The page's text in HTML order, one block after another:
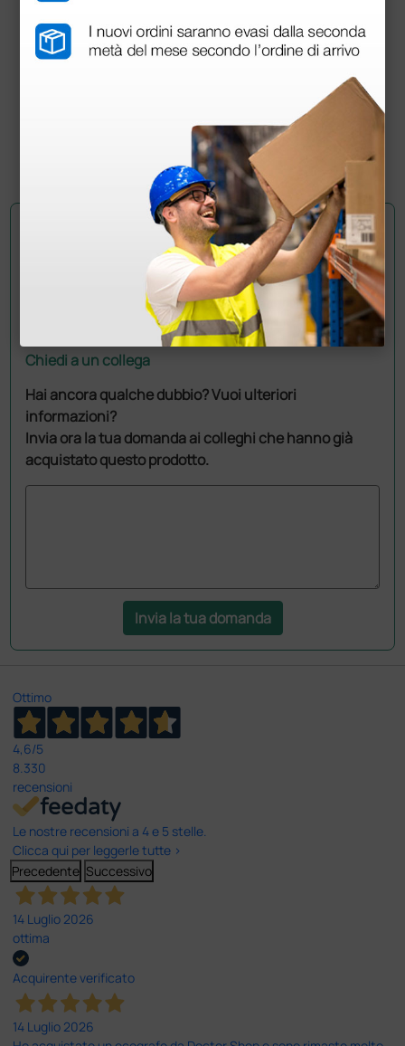
Pinza bipolare Binner angolata - 22 cm - attacco
UE
1 pz.
Chiedi a un collega
Hai ancora qualche dubbio? Vuoi ulteriori
informazioni?
Invia ora la tua domanda ai colleghi che hanno già
acquistato questo prodotto.
Invia la tua domanda
Ottimo
4,6/5
8.330
recensioni
Le nostre recensioni a 4 e 5 stelle.
Clicca qui per leggerle tutte >
Precedente Successivo
14 Luglio 2026
ottima
Acquirente verificato
14 Luglio 2026